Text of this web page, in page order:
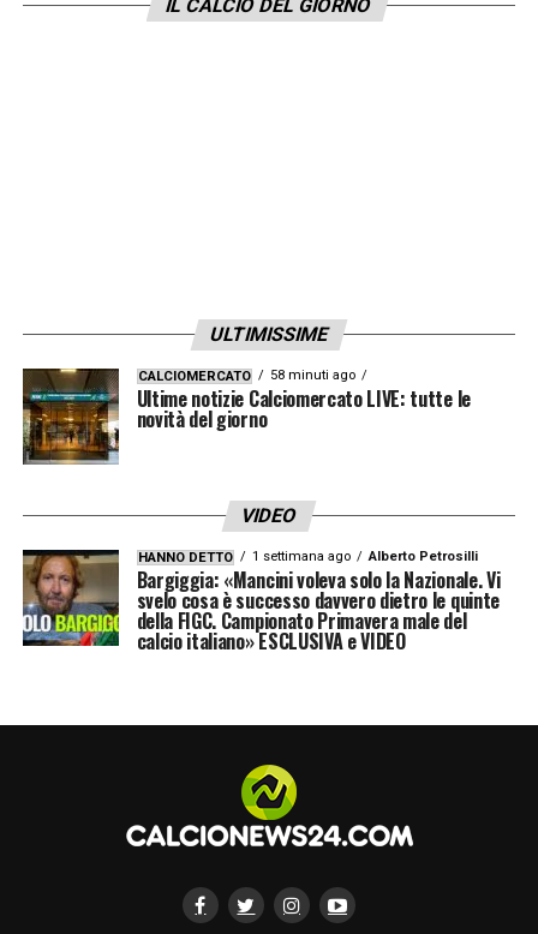
, consentendo alla società di
IL CALCIO DEL GIORNO
ULTIMISSIME
CALCIOMERCATO 58 minuti ago
Ultime notizie Calciomercato LIVE: tutte le
novità del giorno
VIDEO
HANNO DETTO 1 settimana ago Alberto Petrosilli
Bargiggia: «Mancini voleva solo la Nazionale. Vi
svelo cosa è successo davvero dietro le quinte
della FIGC. Campionato Primavera male del
calcio italiano» ESCLUSIVA e VIDEO